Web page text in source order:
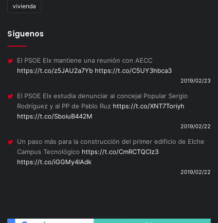
vivienda
Síguenos
El PSOE Elx mantiene una reunión con AECC
https://t.co/z5JAU2a7Yb https://t.co/C5UY3hbca3
2019/02/23
El PSOE Elx estudia denunciar al concejal Popular Sergio
Rodríguez y al PP de Pablo Ruz https://t.co/XNT7Toriyh
https://t.co/SboiuB442M
2019/02/22
Un paso más para la construcción del primer edificio de Elche
Campus Tecnológico https://t.co/CmRCTQClz3
https://t.co/iGGMy4lAdk
2019/02/22